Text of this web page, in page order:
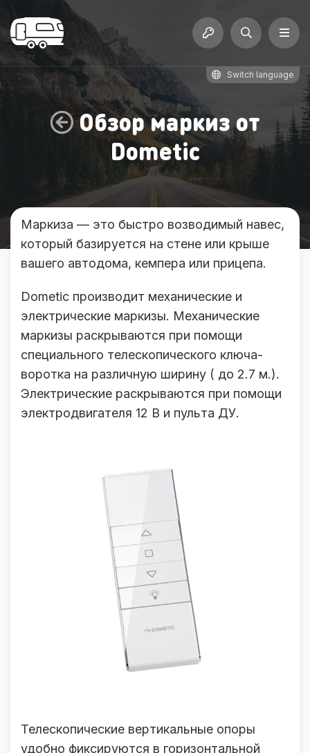
Switch language
Обзор маркиз от
Dometic
Маркиза — это быстро возводимый навес,
который базируется на стене или крыше
вашего автодома, кемпера или прицепа.
Dometic производит механические и
электрические маркизы. Механические
маркизы раскрываются при помощи
специального телескопического ключа-
воротка на различную ширину ( до 2.7 м.).
Электрические раскрываются при помощи
электродвигателя 12 В и пульта ДУ.
Телескопические вертикальные опоры
удобно фиксируются в горизонтальной